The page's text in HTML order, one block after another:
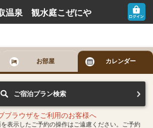
温泉 観水庭こぜにや
お部屋 カレンダー
ご宿泊プラン検索
ブラウザをご利用のお客様へ
表示したご予約の操作はご遠慮ください。ご予約